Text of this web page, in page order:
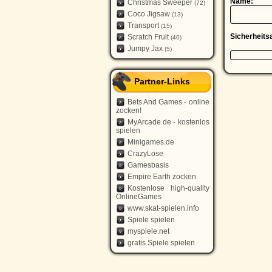
Christmas Sweeper (72)
Coco Jigsaw (13)
Transport(15)
Scratch Fruit(40)
Jumpy Jax (5)
Partner-Links
Bets And Games - online
zocken!
MyArcade.de - kostenlos
spielen
Minigames.de
CrazyLose
Gamesbasis
Empire Earth zocken
Kostenlose high-quality
OnlineGames
www.skat-spielen.info
Spiele spielen
myspiele.net
gratis Spiele spielen